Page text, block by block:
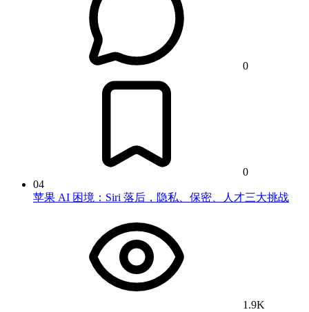
0
0
04
苹果 AI 困境：Siri 落后，隐私、保密、人才三大挑战
1.9K